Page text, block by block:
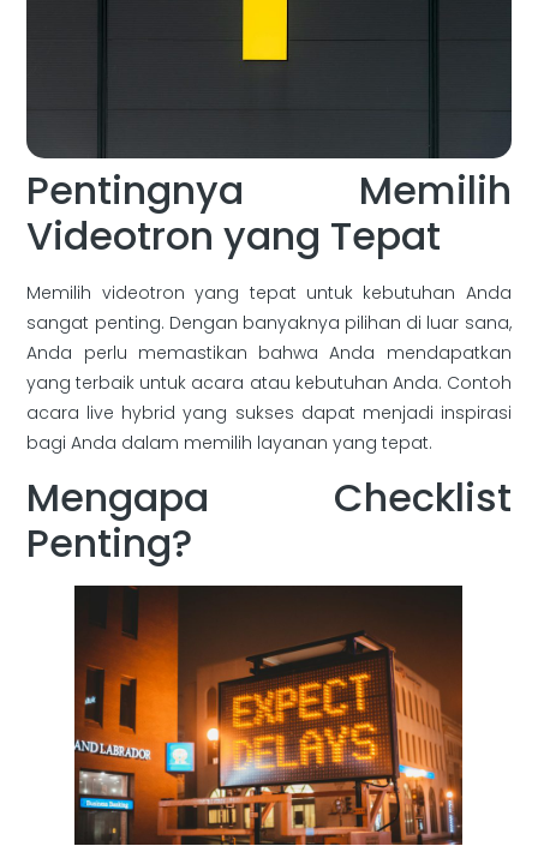
Pentingnya Memilih
Videotron yang Tepat
Memilih videotron yang tepat untuk kebutuhan Anda
sangat penting. Dengan banyaknya pilihan di luar sana,
Anda perlu memastikan bahwa Anda mendapatkan
yang terbaik untuk acara atau kebutuhan Anda. Contoh
acara live hybrid yang sukses dapat menjadi inspirasi
bagi Anda dalam memilih layanan yang tepat.
Mengapa Checklist
Penting?